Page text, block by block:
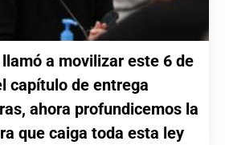
a movilizar este 6 de
capítulo de entrega
ahora profundicemos la
que caiga toda esta ley